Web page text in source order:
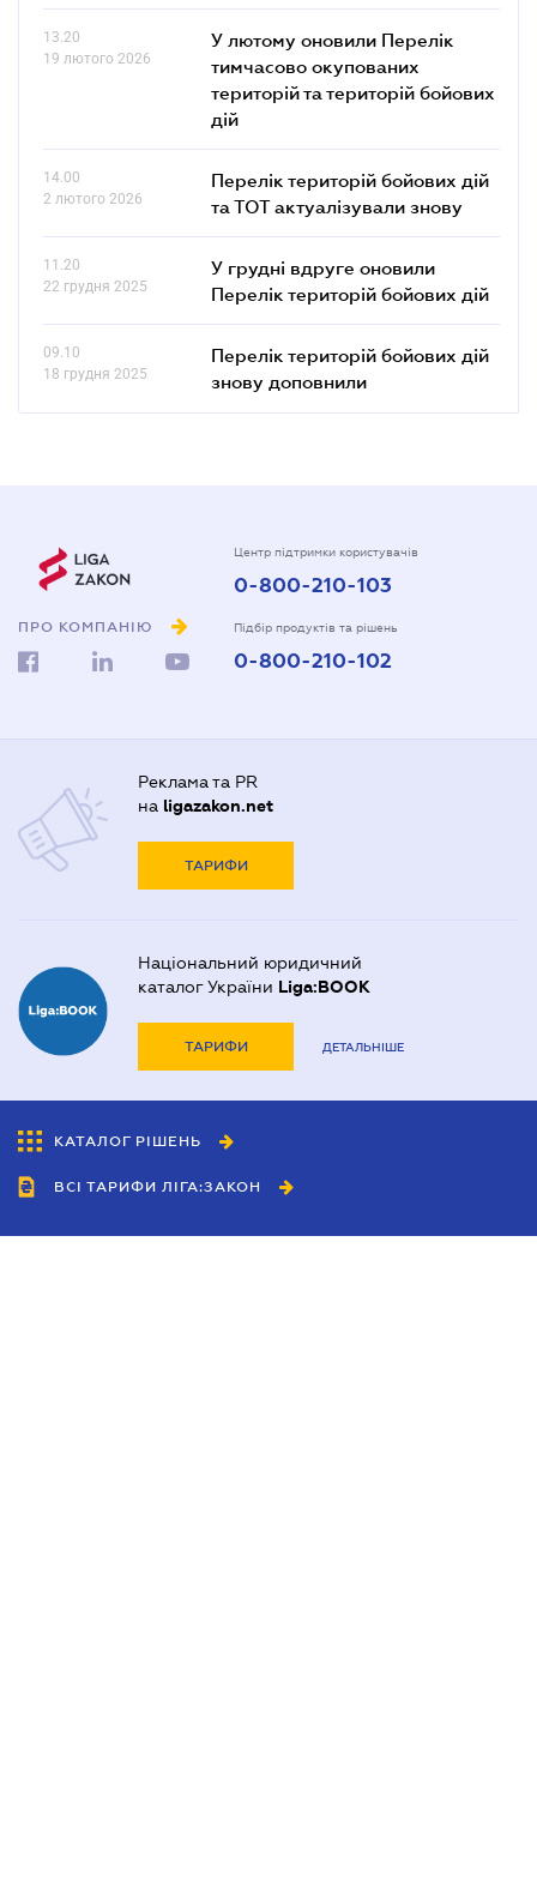
13.20
19 лютого 2026
У лютому оновили Перелік
тимчасово окупованих
територій та територій бойових
дій
14.00
2 лютого 2026
Перелік територій бойових дій
та ТОТ актуалізували знову
11.20
22 грудня 2025
У грудні вдруге оновили
Перелік територій бойових дій
09.10
18 грудня 2025
Перелік територій бойових дій
знову доповнили
ПРО КОМПАНІЮ
Центр підтримки користувачів
0-800-210-103
Підбір продуктів та рішень
0-800-210-102
Реклама та PR
на ligazakon.net
ТАРИФИ
Національний юридичний
каталог України Liga:BOOK
ТАРИФИ ДЕТАЛЬНІШЕ
КАТАЛОГ РІШЕНЬ
ВСІ ТАРИФИ ЛІГА:ЗАКОН